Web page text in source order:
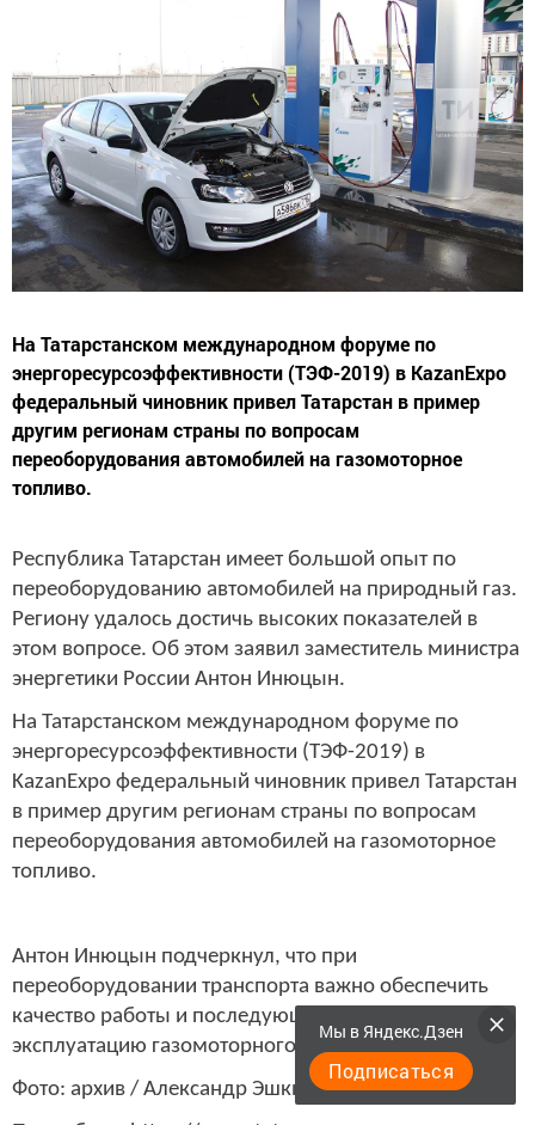
На Татарстанском международном форуме по
энергоресурсоэффективности (ТЭФ-2019) в KazanExpo
федеральный чиновник привел Татарстан в пример
другим регионам страны по вопросам
переоборудования автомобилей на газомоторное
топливо.
Республика Татарстан имеет большой опыт по
переоборудованию автомобилей на природный газ.
Региону удалось достичь высоких показателей в
этом вопросе. Об этом заявил заместитель министра
энергетики России Антон Инюцын.
На Татарстанском международном форуме по
энергоресурсоэффективности (ТЭФ-2019) в
KazanExpo федеральный чиновник привел Татарстан
в пример другим регионам страны по вопросам
переоборудования автомобилей на газомоторное
топливо.
Антон Инюцын подчеркнул, что при
переоборудовании транспорта важно обеспечить
качество работы и последующую безопасную
эксплуатацию газомоторного топлива.
Фото: архив / Александр Эшкинин, tatarstan.ru
Мы в Яндекс.Дзен
Подписаться